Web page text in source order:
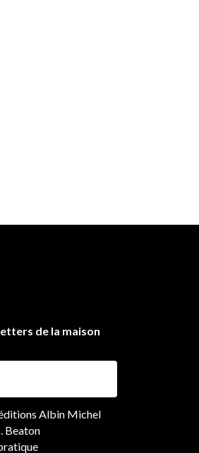
de la maison
Albin Michel
Beaton